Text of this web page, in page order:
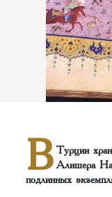
В Турции
Алишера
подлинных